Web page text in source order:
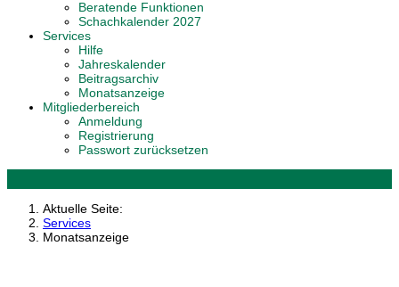
Beratende Funktionen
Schachkalender 2027
Services
Hilfe
Jahreskalender
Beitragsarchiv
Monatsanzeige
Mitgliederbereich
Anmeldung
Registrierung
Passwort zurücksetzen
Aktuelle Seite:
Services
Monatsanzeige